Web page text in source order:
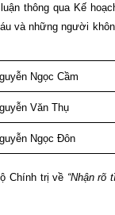
thông qua Kế
và những người
Ngọc Cầm
Văn Thụ
Ngọc Đôn
Chính trị về “Nhận rõ